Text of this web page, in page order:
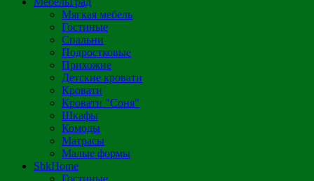
Мягкая мебель
Гостиные
Спальни
Подростковые
Прихожие
Детские кровати
Кровати
Кровати "Соня"
Шкафы
Комоды
Матрасы
Малые формы
SbkHome
Гостиные